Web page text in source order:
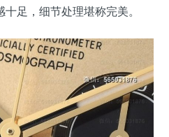
足，细节处理堪称完美。